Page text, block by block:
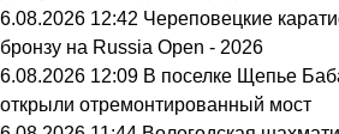
6.08.2026 12:42 Череповецкие
бронзу на Russia Open - 2026
6.08.2026 12:09 В поселке Щепье
открыли отремонтированный мост